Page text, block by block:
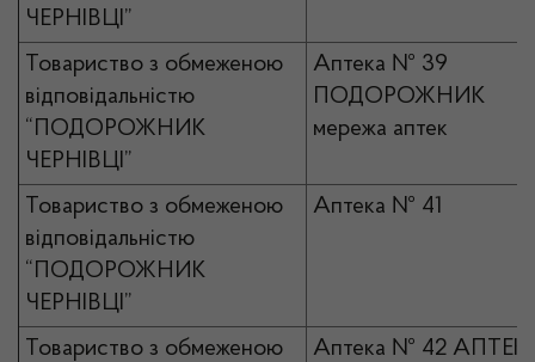
ЧЕРНІВЦІ”
Товариство з обмеженою
відповідальністю
“ПОДОРОЖНИК
ЧЕРНІВЦІ”
Аптека № 39
ПОДОРОЖНИК
мережа аптек
Товариство з обмеженою
відповідальністю
“ПОДОРОЖНИК
ЧЕРНІВЦІ”
Аптека № 41
Товариство з обмеженою
Аптека № 42